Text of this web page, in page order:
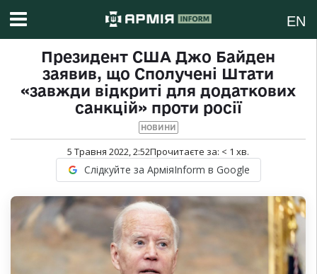
EN
Президент США Джо Байден
заявив, що Сполучені Штати
«завжди відкриті для додаткових
санкцій» проти росії
НОВИНИ
5 Травня 2022, 2:52Прочитаєте за: < 1 хв.
Слідкуйте за АрміяInform в Google